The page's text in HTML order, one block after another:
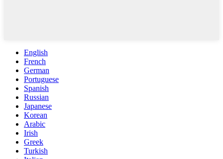
English
French
German
Portuguese
Spanish
Russian
Japanese
Korean
Arabic
Irish
Greek
Turkish